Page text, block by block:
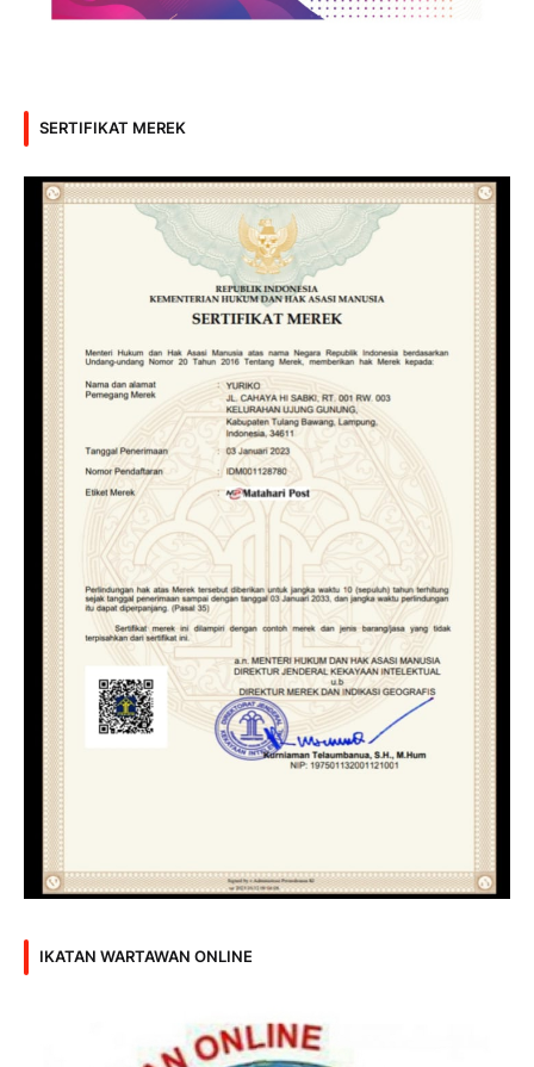
SERTIFIKAT MEREK
IKATAN WARTAWAN ONLINE